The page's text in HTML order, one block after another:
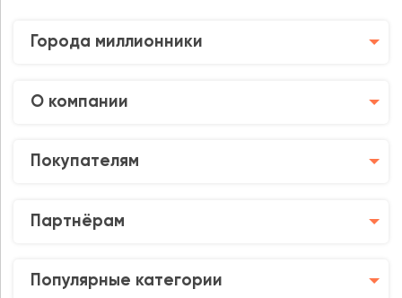
Города миллионники
О компании
Покупателям
Партнёрам
Популярные категории